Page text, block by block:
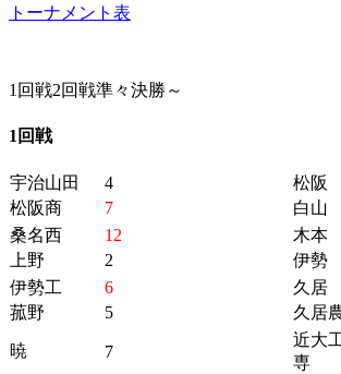
トーナメント表
1回戦2回戦準々決勝～
1回戦
宇治山田 4 松阪
松阪商
7 白山
桑名西
12 木本
上野
2 伊勢
伊勢工
6 久居
菰野
5 久居
暁 7
近大
専